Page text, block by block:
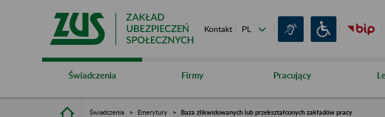
Kontakt
Świadczenia Firmy Pracujący
Świadczenia Emerytury Baza zlikwidowanych lub przekształconych zakładów pracy